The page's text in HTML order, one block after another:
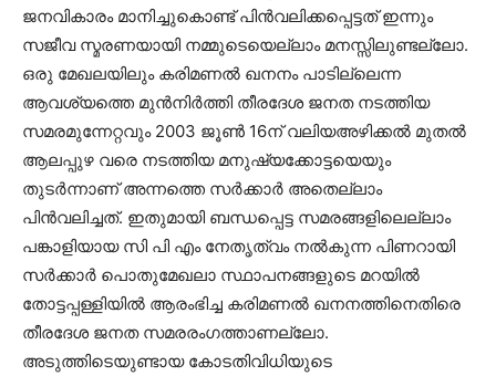
ജനവികാരം മാനിച്ചുകൊണ്ട് പിന്‍വലിക്കപ്പെട്ടത് ഇന്നും
സജീവ സ്മരണയായി നമ്മുടെയെല്ലാം മനസ്സിലുണ്ടല്ലോ.
ഒരു മേഖലയിലും കരിമണല്‍ ഖനനം പാടില്ലെന്ന
ആവശ്യത്തെ മുന്‍നിര്‍ത്തി തീരദേശ ജനത നടത്തിയ
സമരമുന്നേറ്റവും 2003 ജൂണ്‍ 16ന് വലിയഅഴിക്കല്‍ മുതല്‍
ആലപ്പുഴ വരെ നടത്തിയ മനുഷ്യക്കോട്ടയെയും
തുടര്‍ന്നാണ് അന്നത്തെ സര്‍ക്കാര്‍ അതെല്ലാം
പിന്‍വലിച്ചത്. ഇതുമായി ബന്ധപ്പെട്ട സമരങ്ങളിലെല്ലാം
പങ്കാളിയായ സി പി എം നേതൃത്വം നല്‍കുന്ന പിണറായി
സര്‍ക്കാര്‍ പൊതുമേഖലാ സ്ഥാപനങ്ങളുടെ മറയില്‍
തോട്ടപ്പള്ളിയില്‍ ആരംഭിച്ച കരിമണല്‍ ഖനനത്തിനെതിരെ
തീരദേശ ജനത സമരരംഗത്താണല്ലോ.
അടുത്തിടെയുണ്ടായ കോടതിവിധിയുടെ